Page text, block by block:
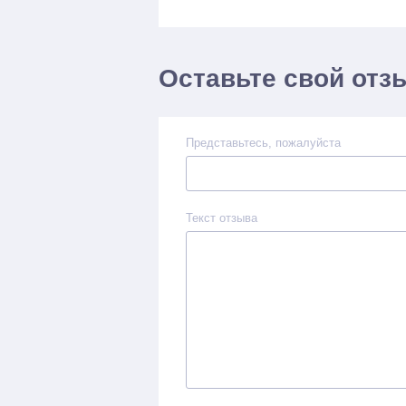
Оставьте свой
Представьтесь, пожалуйста
Текст отзыва